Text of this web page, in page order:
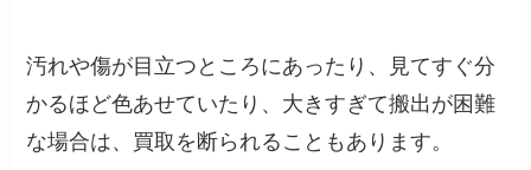
汚れや傷が目立つところにあったり、見てすぐ分
かるほど色あせていたり、大きすぎて搬出が困難
な場合は、買取を断られることもあります。